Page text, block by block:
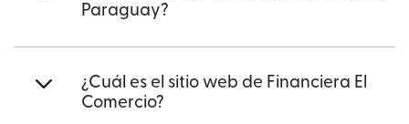
Paraguay?
¿Cuál es el sitio web de Financiera El
Comercio?